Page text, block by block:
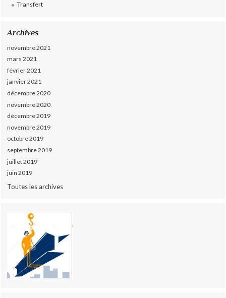
Transfert
Archives
novembre 2021
mars 2021
février 2021
janvier 2021
décembre 2020
novembre 2020
décembre 2019
novembre 2019
octobre 2019
septembre 2019
juillet 2019
juin 2019
Toutes les archives